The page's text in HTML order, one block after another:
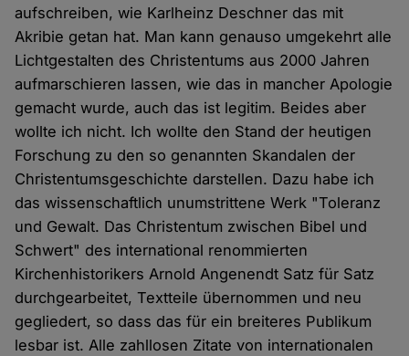
aufschreiben, wie Karlheinz Deschner das mit
Akribie getan hat. Man kann genauso umgekehrt alle
Lichtgestalten des Christentums aus 2000 Jahren
aufmarschieren lassen, wie das in mancher Apologie
gemacht wurde, auch das ist legitim. Beides aber
wollte ich nicht. Ich wollte den Stand der heutigen
Forschung zu den so genannten Skandalen der
Christentumsgeschichte darstellen. Dazu habe ich
das wissenschaftlich unumstrittene Werk "Toleranz
und Gewalt. Das Christentum zwischen Bibel und
Schwert" des international renommierten
Kirchenhistorikers Arnold Angenendt Satz für Satz
durchgearbeitet, Textteile übernommen und neu
gegliedert, so dass das für ein breiteres Publikum
lesbar ist. Alle zahllosen Zitate von internationalen